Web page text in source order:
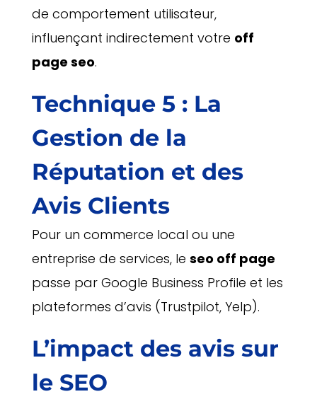
de comportement utilisateur,
influençant indirectement votre off
page seo.
Technique 5 : La
Gestion de la
Réputation et des
Avis Clients
Pour un commerce local ou une
entreprise de services, le seo off page
passe par Google Business Profile et les
plateformes d’avis (Trustpilot, Yelp).
L’impact des avis sur
le SEO